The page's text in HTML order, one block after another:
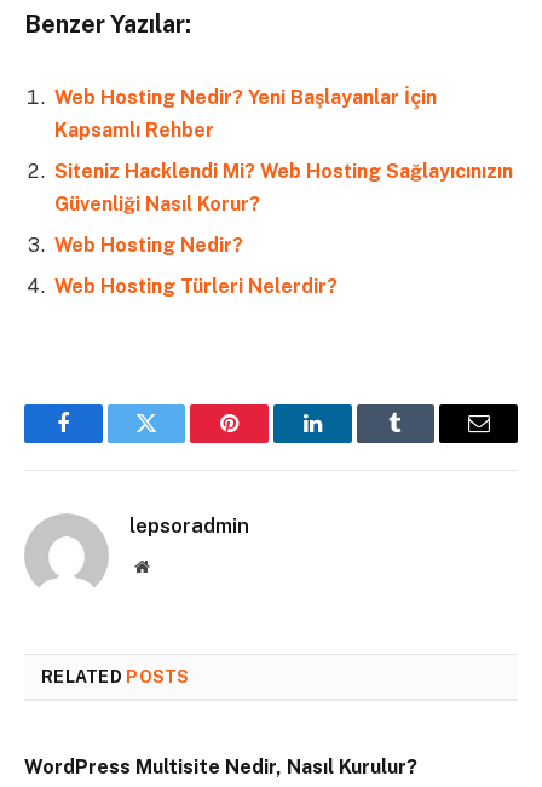
Benzer Yazılar:
Web Hosting Nedir? Yeni Başlayanlar İçin
Kapsamlı Rehber
Siteniz Hacklendi Mi? Web Hosting Sağlayıcınızın
Güvenliği Nasıl Korur?
Web Hosting Nedir?
Web Hosting Türleri Nelerdir?
FacebookTwitter Pinterest LinkedInTumblr Email
lepsoradmin
Website
RELATED POSTS
WordPress Multisite Nedir, Nasıl Kurulur?